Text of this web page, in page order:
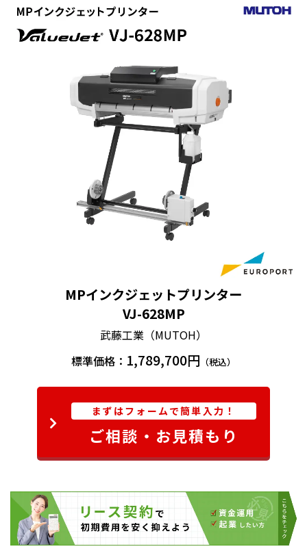
日常メンテナンスのしや
すいワイドオープン構
を標準装備。
巻き取り装置はオプショ
更なる進化を遂げたMPインク搭載
低温の温風で緩かに乾燥させるので、メディアの表面で
インクが広がりながら適度に浸透・定着するので印刷
面の凹凸が少なく自然な仕上がりです。箔押やPP 貼り
など表面加工の定着も容易です。
■インク吐出性能が向上したことで、より安定した印
刷が可能に。
■エコソルベント同等の耐候性
MPインクジェットプリンター
VJ-628MP
武藤工業（MUTOH）
標準価格： 1,789,700円 （税込）
まずはフォームで簡単入力！
ご相談・お見積もり